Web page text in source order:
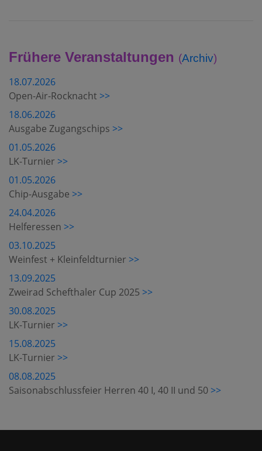
Frühere Veranstaltungen (Archiv)
18.07.2026
Open-Air-Rocknacht >>
18.06.2026
Ausgabe Zugangschips >>
01.05.2026
LK-Turnier >>
01.05.2026
Chip-Ausgabe >>
24.04.2026
Helferessen >>
03.10.2025
Weinfest + Kleinfeldturnier >>
13.09.2025
Zweirad Schefthaler Cup 2025 >>
30.08.2025
LK-Turnier >>
15.08.2025
LK-Turnier >>
08.08.2025
Saisonabschlussfeier Herren 40 I, 40 II und 50 >>